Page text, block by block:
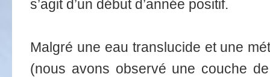
s’agit d’un début d’année positif.
Malgré une eau translucide et une
(nous avons observé une couche